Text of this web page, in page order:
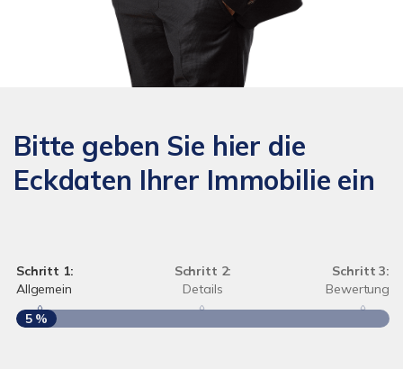
Bitte geben Sie hier die
Eckdaten Ihrer Immobilie ein
Schritt 1:
Allgemein
Schritt 2:
Details
Schritt 3:
Bewertung
5 %